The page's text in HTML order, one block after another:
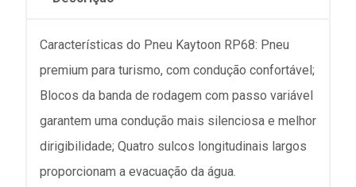
Características do Pneu Kaytoon RP68: Pneu
premium para turismo, com condução confortável;
Blocos da banda de rodagem com passo variável
garantem uma condução mais silenciosa e melhor
dirigibilidade; Quatro sulcos longitudinais largos
proporcionam a evacuação da água.